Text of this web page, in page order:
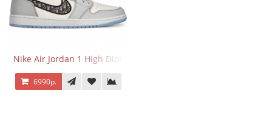
Nike Air Jordan 1 High Dior
6990р.